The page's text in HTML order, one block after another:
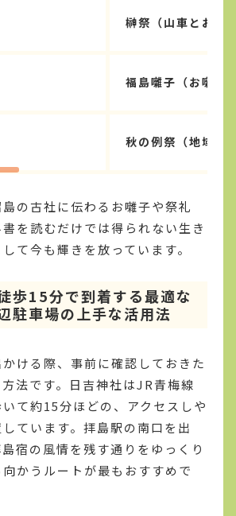
榊祭（山車とお囃
福島囃子（お囃子
秋の例祭（地域交
の古社に伝わるお囃子や祭礼
を読むだけでは得られない生き
て今も輝きを放っています。
歩15分で到着する最適な
駐車場の上手な活用法
ける際、事前に確認しておきた
法です。日吉神社はJR青梅線
て約15分ほどの、アクセスしや
ています。拝島駅の南口を出
宿の風情を残す通りをゆっくり
かうルートが最もおすすめで